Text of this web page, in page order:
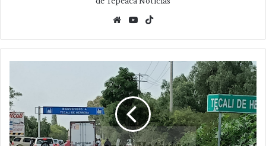
WebsiteYouTube
en
Tecali
de
Herrera
por